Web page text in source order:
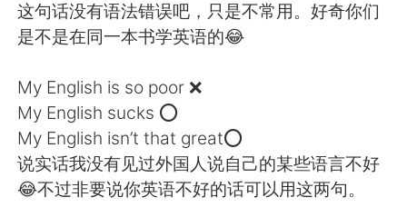
Русский ไทย
Türkçe Tiếng Việt
Português
这句话没有语法错误吧，只是不常用。好奇你们
是不是在同一本书学英语的😂
My English is so poor ❌
My English sucks ⭕
My English isn’t that great⭕
说实话我没有见过外国人说自己的某些语言不好
😂不过非要说你英语不好的话可以用这两句。